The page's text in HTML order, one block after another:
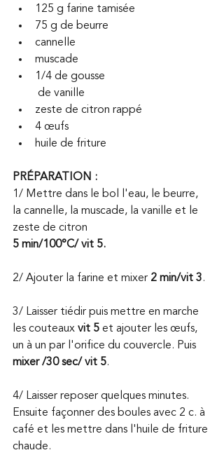
125 g farine tamisée
75 g de beurre
cannelle
muscade
1/4 de gousse
         de vanille
zeste de citron rappé
4 œufs
huile de friture
PRÉPARATION :
1/ Mettre dans le bol l'eau, le beurre,
la cannelle, la muscade, la vanille et le
zeste de citron
5 min/100°C/ vit 5.
2/ Ajouter la farine et mixer 2 min/vit 3.
3/ Laisser tiédir puis mettre en marche
les couteaux vit 5 et ajouter les œufs,
un à un par l'orifice du couvercle. Puis
mixer /30 sec/ vit 5.
4/ Laisser reposer quelques minutes.
Ensuite façonner des boules avec 2 c. à
café et les mettre dans l'huile de friture
chaude.